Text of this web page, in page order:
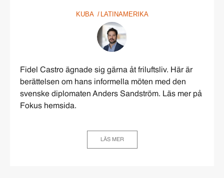
KUBA LATINAMERIKA
Fidel Castro ägnade sig gärna åt friluftsliv. Här är
berättelsen om hans informella möten med den
svenske diplomaten Anders Sandström. Läs mer på
Fokus hemsida.
LÄS MER